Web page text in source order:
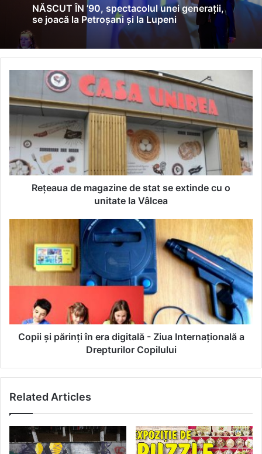
NĂSCUT ÎN ’90, spectacolul unei generații,
se joacă la Petroșani și la Lupeni
magazine
de
stat
se
extinde
cu
o
unitateRețeaua de magazine de stat se extinde cu o
unitate la Vâlcea
Copii
în
digitală
Internaţională
Copii şi părinţi în era digitală - Ziua Internaţională a
Drepturilor Copilului
Related Articles